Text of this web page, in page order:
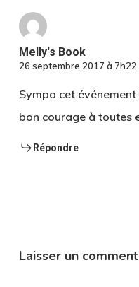
Melly's Book
26 septembre 2017 à 7h22
Sympa cet
bon courage à toutes
Répondre
Laisser un